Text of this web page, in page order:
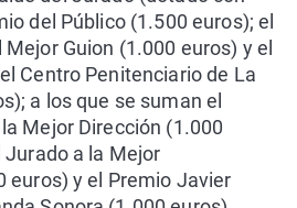
del Público (1.500 euros); el
Guion (1.000 euros) y el
Centro Penitenciario de La
a los que se suman el
Mejor Dirección (1.000
a la Mejor
euros) y el Premio Javier